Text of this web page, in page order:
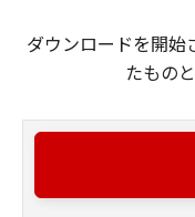
ダウンロードを開
たもの